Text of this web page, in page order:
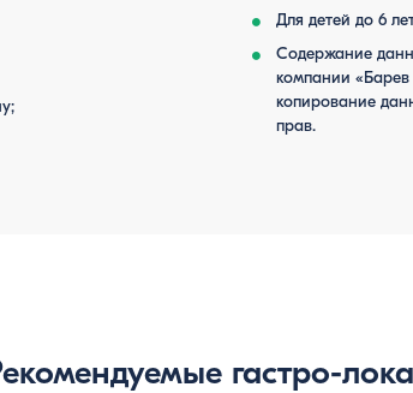
Для детей до 6
Содержание
компании «Барев
копирование
прав.
гастро-